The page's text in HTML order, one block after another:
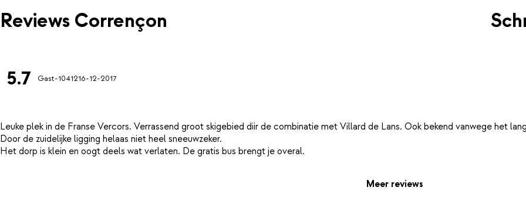
Reviews Corrençon
5.7 Gast-1041216-12-2017
Leuke plek in de Franse Vercors. Verrassend groot skigebied diir de combinatie met Villard de Lans. Ook bekend vanwege het
Door de zuidelijke ligging helaas niet heel sneeuwzeker.
Meer reviews